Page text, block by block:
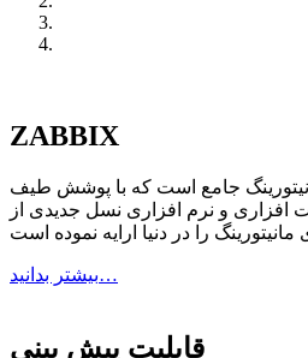
ZABBIX
جامع است که با پوشش طیف
و نرم افزاری نسل جدیدی از
را در دنیا ارایه نموده است
بیشتر بدانید…
قابلیت پیش بینی